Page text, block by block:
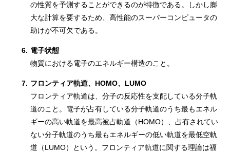
の性質を予測することができるのが特徴である。しかし膨
大な計算を要するため、高性能のスーパーコンピュータの
助けが不可欠である。
6. 電子状態
物質における電子のエネルギー構造のこと。
7. フロンティア軌道、HOMO、LUMO
フロンティア軌道は、分子の反応性を支配している分子軌
道のこと。電子が占有している分子軌道のうち最もエネル
ギーの高い軌道を最高被占軌道（HOMO）、占有されてい
ない分子軌道のうち最もエネルギーの低い軌道を最低空軌
道（LUMO）という。フロンティア軌道に関する理論は福